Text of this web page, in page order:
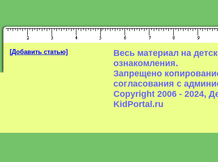
[Добавить статью]
Весь материал на
ознакомления.
Запрещено
согласования с
Copyright 2006 - 2024,
KidPortal.ru